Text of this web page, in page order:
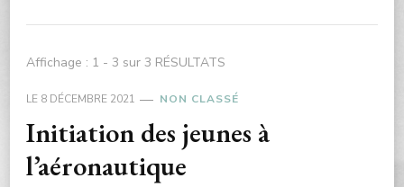
Affichage : 1 - 3 sur 3 RÉSULTATS
LE 8 DÉCEMBRE 2021 NON CLASSÉ
Initiation des jeunes à
l’aéronautique